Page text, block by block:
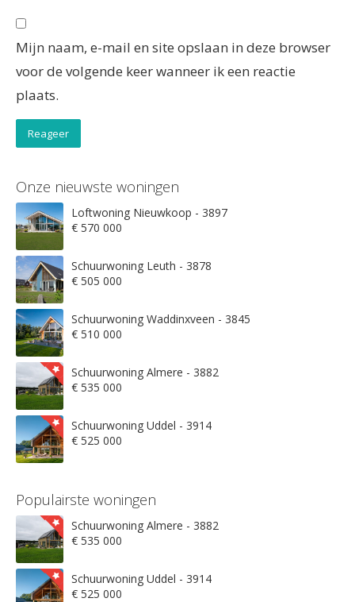
Mijn naam, e-mail en site opslaan in deze browser
voor de volgende keer wanneer ik een reactie
plaats.
Onze nieuwste woningen
Loftwoning Nieuwkoop - 3897
€ 570 000
Schuurwoning Leuth - 3878
€ 505 000
Schuurwoning Waddinxveen - 3845
€ 510 000
Schuurwoning Almere - 3882
€ 535 000
Schuurwoning Uddel - 3914
€ 525 000
Populairste woningen
Schuurwoning Almere - 3882
€ 535 000
Schuurwoning Uddel - 3914
€ 525 000